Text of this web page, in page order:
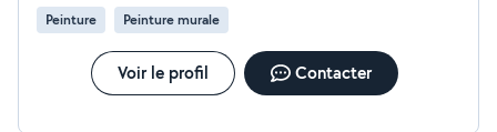
Peinture Peinture murale
Voir le profil Contacter